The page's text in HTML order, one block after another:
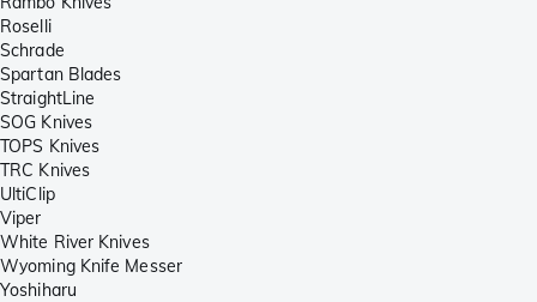
Roselli
Schrade
Spartan Blades
StraightLine
SOG Knives
TOPS Knives
TRC Knives
UltiClip
Viper
White River Knives
Wyoming Knife Messer
Yoshiharu